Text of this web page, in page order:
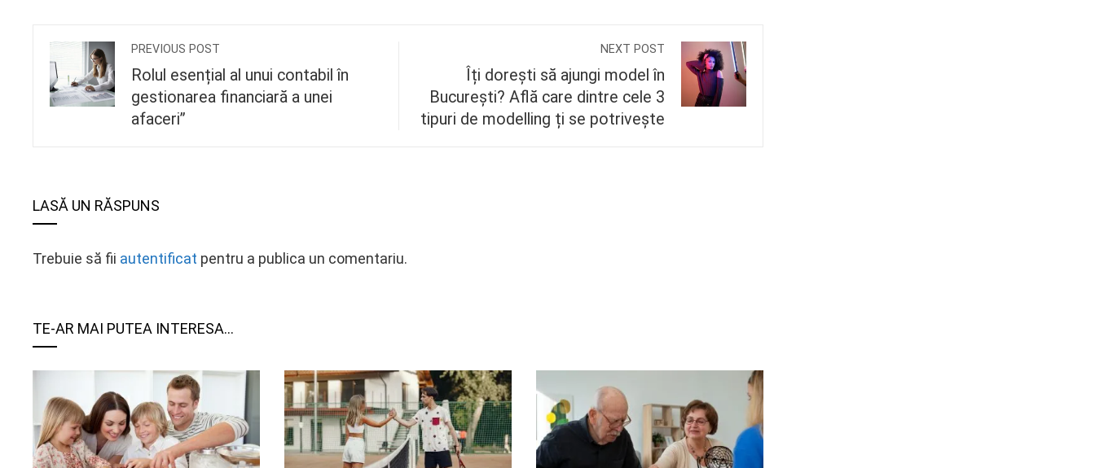
PREVIOUS POST
Rolul esențial al unui contabil în
gestionarea financiară a unei
afaceri”
NEXT POST
Îți dorești să ajungi model în
București? Află care dintre cele 3
tipuri de modelling ți se potrivește
LASĂ UN RĂSPUNS
Trebuie să fii autentificat pentru a publica un comentariu.
TE-AR MAI PUTEA INTERESA...